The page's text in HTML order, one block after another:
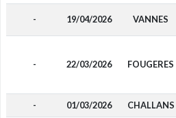
- 19/04/2026 VANNES
- 22/03/2026 FOUGERES
- 01/03/2026 CHALLANS